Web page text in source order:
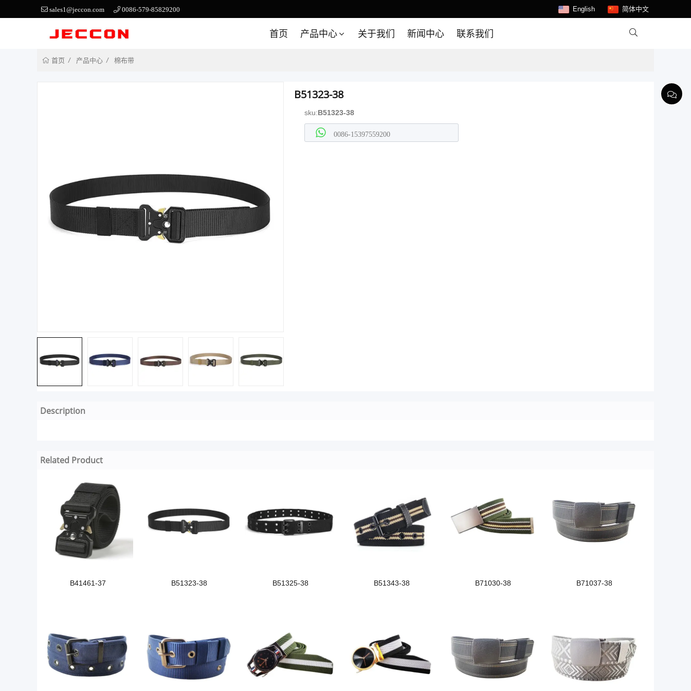
sales1@jeccon.com 0086-579-85829200 English 简体中文
首页 产品中心 关于我们 新闻中心 联系我们 
首页 产品中心 棉布带
B51323-38
sku:B51323-38
0086-15397559200
Description
Related Product
B41461-37 B51323-38 B51325-38 B51343-38 B71030-38 B71037-38